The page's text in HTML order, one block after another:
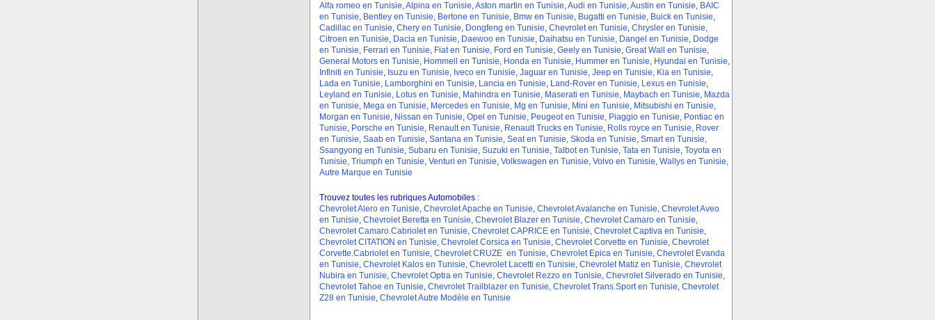
Alfa romeo en Tunisie,Alpina en Tunisie,Aston martin en Tunisie,Audi en Tunisie,Austin en Tunisie, BAIC
en Tunisie, Bentley en Tunisie, Bertone en Tunisie, Bmw en Tunisie, Bugatti en Tunisie, Buick en Tunisie,
Cadillac en Tunisie, Chery en Tunisie, Dongfeng en Tunisie, Chevrolet en Tunisie, Chrysler en Tunisie,
Citroen en Tunisie, Dacia en Tunisie, Daewoo en Tunisie, Daihatsu en Tunisie, Dangel en Tunisie, Dodge
en Tunisie, Ferrari en Tunisie, Fiat en Tunisie, Ford en Tunisie, Geely en Tunisie, Great Wall en Tunisie,
General Motors en Tunisie, Hommell en Tunisie, Honda en Tunisie, Hummer en Tunisie, Hyundai en Tunisie,
Infiniti en Tunisie, Isuzu en Tunisie, Iveco en Tunisie, Jaguar en Tunisie, Jeep en Tunisie, Kia en Tunisie,
Lada en Tunisie, Lamborghini en Tunisie, Lancia en Tunisie, Land-Rover en Tunisie, Lexus en Tunisie,
Leyland en Tunisie, Lotus en Tunisie, Mahindra en Tunisie, Maserati en Tunisie, Maybach en Tunisie, Mazda
en Tunisie, Mega en Tunisie, Mercedes en Tunisie, Mg en Tunisie, Mini en Tunisie, Mitsubishi en Tunisie,
Morgan en Tunisie, Nissan en Tunisie, Opel en Tunisie, Peugeot en Tunisie, Piaggio en Tunisie, Pontiac en
Tunisie, Porsche en Tunisie, Renault en Tunisie, Renault Trucks en Tunisie, Rolls royce en Tunisie, Rover
en Tunisie, Saab en Tunisie, Santana en Tunisie, Seat en Tunisie, Skoda en Tunisie, Smart en Tunisie,
Ssangyong en Tunisie, Subaru en Tunisie, Suzuki en Tunisie, Talbot en Tunisie, Tata en Tunisie, Toyota en
Tunisie, Triumph en Tunisie, Venturi en Tunisie, Volkswagen en Tunisie, Volvo en Tunisie, Wallys en Tunisie,
Autre Marque en Tunisie
Trouvez toutes les rubriques Automobiles :
Chevrolet Alero en Tunisie, Chevrolet Apache en Tunisie, Chevrolet Avalanche en Tunisie, Chevrolet Aveo
en Tunisie, Chevrolet Beretta en Tunisie, Chevrolet Blazer en Tunisie, Chevrolet Camaro en Tunisie,
Chevrolet Camaro.Cabriolet en Tunisie, Chevrolet CAPRICE en Tunisie, Chevrolet Captiva en Tunisie,
Chevrolet CITATION en Tunisie, Chevrolet Corsica en Tunisie, Chevrolet Corvette en Tunisie, Chevrolet
Corvette.Cabriolet en Tunisie, Chevrolet CRUZE en Tunisie, Chevrolet Epica en Tunisie, Chevrolet Evanda
en Tunisie, Chevrolet Kalos en Tunisie, Chevrolet Lacetti en Tunisie, Chevrolet Matiz en Tunisie, Chevrolet
Nubira en Tunisie, Chevrolet Optra en Tunisie, Chevrolet Rezzo en Tunisie, Chevrolet Silverado en Tunisie,
Chevrolet Tahoe en Tunisie, Chevrolet Trailblazer en Tunisie, Chevrolet Trans.Sport en Tunisie, Chevrolet
Z28 en Tunisie, Chevrolet Autre Modèle en Tunisie